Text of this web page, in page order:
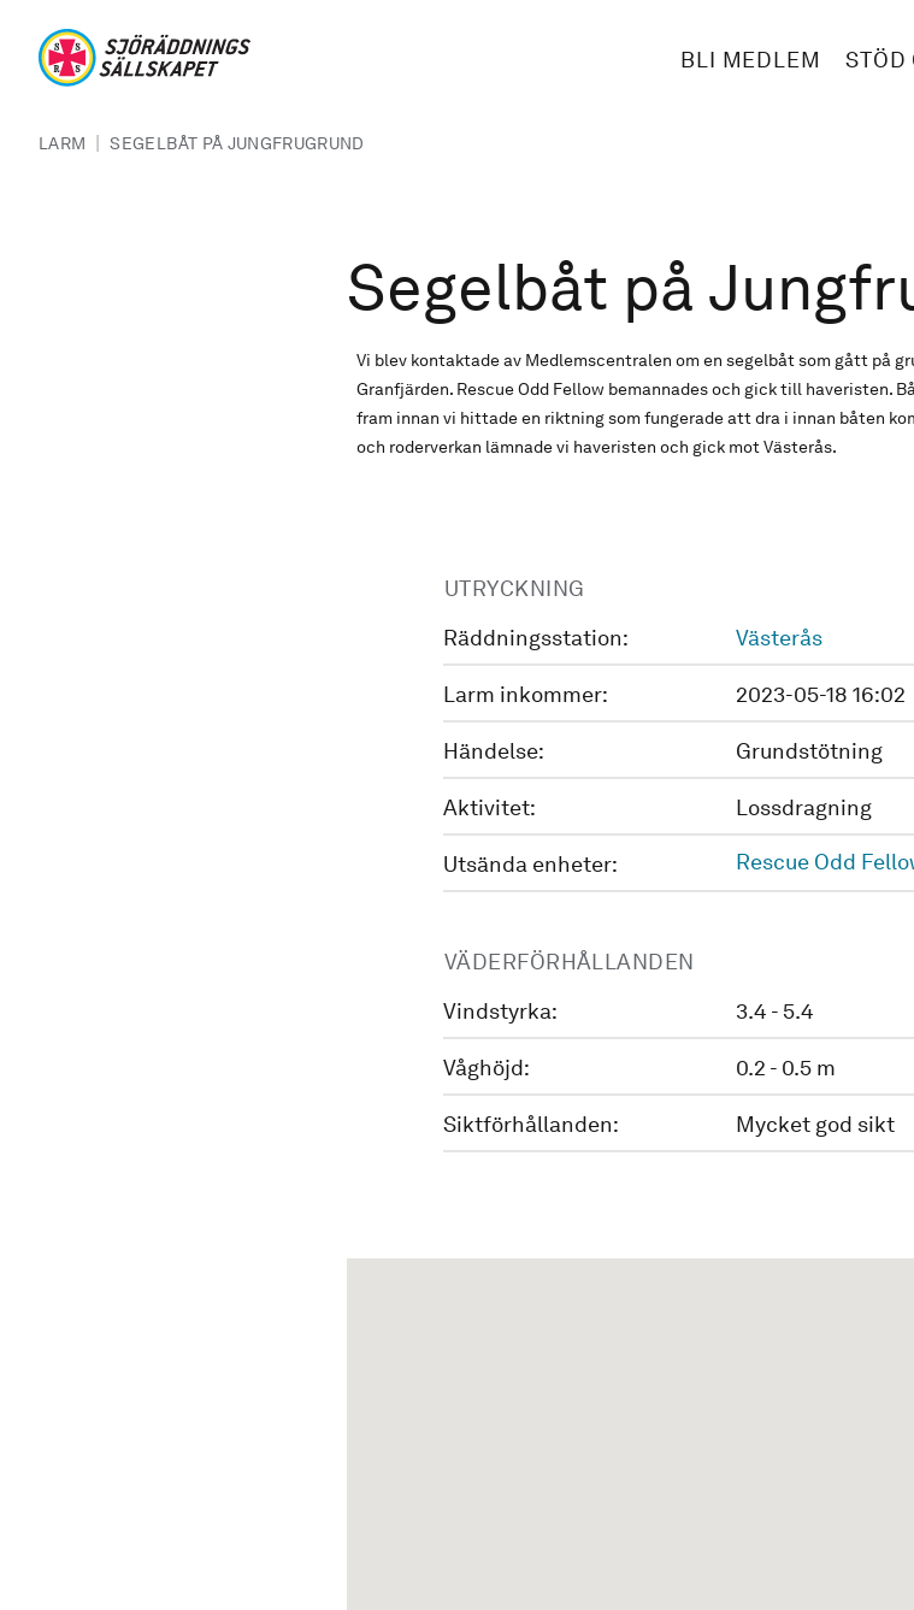
BLI MEDLEM STÖD
LARM | SEGELBÅT PÅ JUNGFRUGRUND
Segelbåt på
Vi blev kontaktade av Medlemscentralen om en segelbåt som gått på
Granfjärden. Rescue Odd Fellow bemannades och gick till haveristen.
fram innan vi hittade en riktning som fungerade att dra i innan båten
och roderverkan lämnade vi haveristen och gick mot Västerås.
UTRYCKNING
Räddningsstation:
Västerås
Larm inkommer: 2023-05-18 16:02
Händelse: Grundstötning
Aktivitet: Lossdragning
Utsända enheter: Rescue Odd
VÄDERFÖRHÅLLANDEN
Vindstyrka:
3.4 - 5.4
Våghöjd: 0.2 - 0.5 m
Siktförhållanden: Mycket god sikt